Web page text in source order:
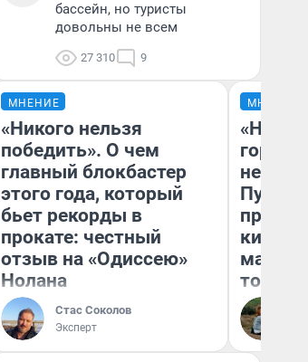
бассейн, но туристы
довольны не всем
27 310 9
МНЕНИЕ
«Никого нельзя
победить». О чем
главный блокбастер
этого года, который
бьет рекорды в
прокате: честный
отзыв на «Одиссею»
Нолана
Стас Соколов
Эксперт
МНЕНИЕ
«Нет
того